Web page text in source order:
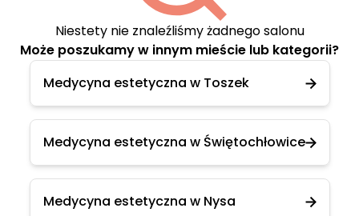
Niestety nie znaleźliśmy żadnego salonu
Może poszukamy w innym mieście lub kategorii?
Medycyna estetyczna w Toszek
Medycyna estetyczna w Świętochłowice
Medycyna estetyczna w Nysa